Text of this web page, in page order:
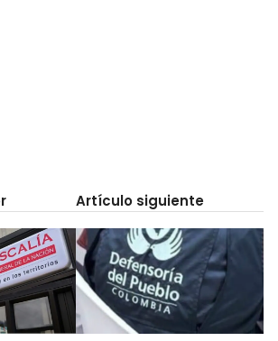
Artículo siguiente